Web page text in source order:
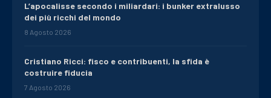
L’apocalisse secondo i miliardari: i bunker extralusso
dei più ricchi del mondo
8 Agosto 2026
Cristiano Ricci: fisco e contribuenti, la sfida è
costruire fiducia
7 Agosto 2026